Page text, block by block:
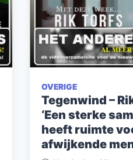
OVERIGE
Tegenwind –
‘Een sterke
heeft ruimte
afwijkende